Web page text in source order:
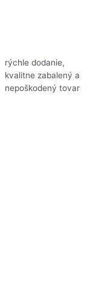
rýchle dodanie,
kvalitne zabalený a
nepoškodený tovar